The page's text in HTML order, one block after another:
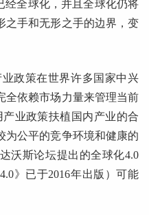
经全球化，并且全球化仍将
之手和无形之手的边界，变
业政策在世界许多国家中兴
全依赖市场力量来管理当前
业政策扶植国内产业的合
为公平的竞争环境和健康的
沃斯论坛提出的全球化4.0
》已于2016年出版）可能